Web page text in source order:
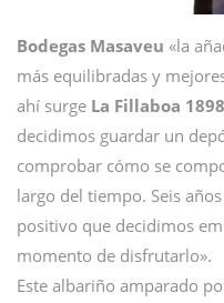
Bodegas Masaveu «la
más equilibradas y
ahí surge La Fillaboa 1898
decidimos guardar un
comprobar cómo se
largo del tiempo. Seis
positivo que decidimos
momento de disfrutarlo».
Este albariño amparado